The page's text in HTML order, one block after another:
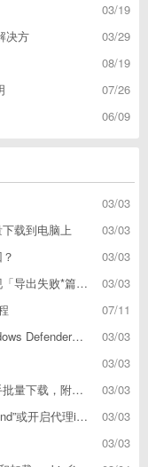
03/19
03/29
决方
08/19
07/26
06/09
03/03
03/03
载到电脑上
03/03
03/03
败*篇」如何解决
07/11
03/03
软件误删了怎么解决
03/03
03/03
，附上3种方式
03/03
开启代理ip失败
03/03